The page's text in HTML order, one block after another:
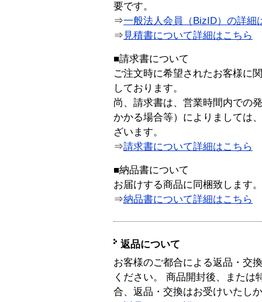
要です。
⇒一般法人会員（BizID）の詳細
⇒ 見積書について詳細はこちら
■請求書について
ご注文時に希望されたお客様に
しております。
尚、請求書は、営業時間内での
かかる場合等）によりましては
ざいます。
⇒請求書について詳細はこちら
■納品書について
お届けする商品に同梱致します。
⇒納品書について詳細はこちら
返品について
お客様のご都合による返品・交
ください。 商品開封後、または
合、返品・交換はお受けいたし